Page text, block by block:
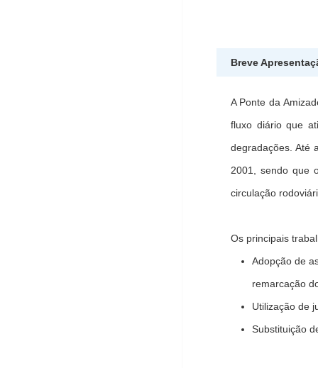
Breve
A Ponte da
fluxo diário que
degradações. Até
2001, sendo que
circulação
Os principais
Adopção de
remarcação
Utilização de
Substituição